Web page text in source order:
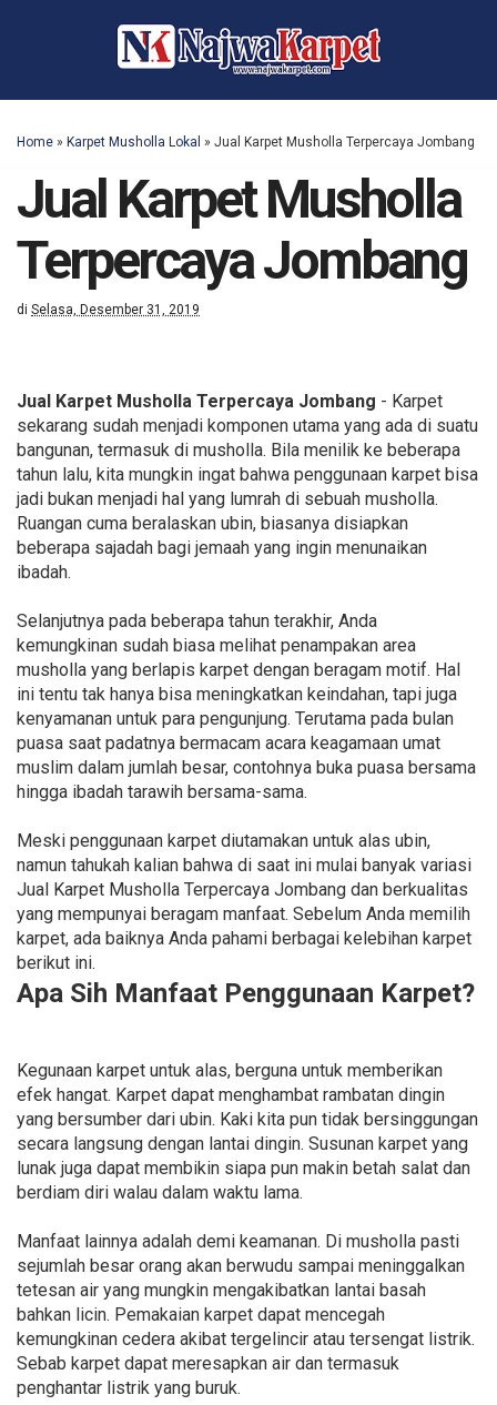
Home » Karpet Musholla Lokal » Jual Karpet Musholla Terpercaya Jombang
Jual Karpet Musholla
Terpercaya Jombang
di Selasa, Desember 31, 2019
Jual Karpet Musholla Terpercaya Jombang - Karpet
sekarang sudah menjadi komponen utama yang ada di suatu
bangunan, termasuk di musholla. Bila menilik ke beberapa
tahun lalu, kita mungkin ingat bahwa penggunaan karpet bisa
jadi bukan menjadi hal yang lumrah di sebuah musholla.
Ruangan cuma beralaskan ubin, biasanya disiapkan
beberapa sajadah bagi jemaah yang ingin menunaikan
ibadah.
Selanjutnya pada beberapa tahun terakhir, Anda
kemungkinan sudah biasa melihat penampakan area
musholla yang berlapis karpet dengan beragam motif. Hal
ini tentu tak hanya bisa meningkatkan keindahan, tapi juga
kenyamanan untuk para pengunjung. Terutama pada bulan
puasa saat padatnya bermacam acara keagamaan umat
muslim dalam jumlah besar, contohnya buka puasa bersama
hingga ibadah tarawih bersama-sama.
Meski penggunaan karpet diutamakan untuk alas ubin,
namun tahukah kalian bahwa di saat ini mulai banyak variasi
Jual Karpet Musholla Terpercaya Jombang dan berkualitas
yang mempunyai beragam manfaat. Sebelum Anda memilih
karpet, ada baiknya Anda pahami berbagai kelebihan karpet
berikut ini.
Apa Sih Manfaat Penggunaan Karpet?
Kegunaan karpet untuk alas, berguna untuk memberikan
efek hangat. Karpet dapat menghambat rambatan dingin
yang bersumber dari ubin. Kaki kita pun tidak bersinggungan
secara langsung dengan lantai dingin. Susunan karpet yang
lunak juga dapat membikin siapa pun makin betah salat dan
berdiam diri walau dalam waktu lama.
Manfaat lainnya adalah demi keamanan. Di musholla pasti
sejumlah besar orang akan berwudu sampai meninggalkan
tetesan air yang mungkin mengakibatkan lantai basah
bahkan licin. Pemakaian karpet dapat mencegah
kemungkinan cedera akibat tergelincir atau tersengat listrik.
Sebab karpet dapat meresapkan air dan termasuk
penghantar listrik yang buruk.